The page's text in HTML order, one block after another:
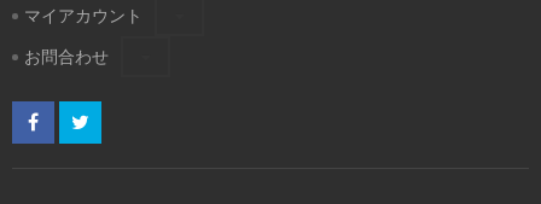
マイアカウント
お問合わせ